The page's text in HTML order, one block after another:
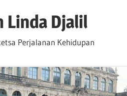
Linda Djalil
Perjalanan Kehidupan